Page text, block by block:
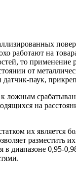
работают на
то
от
паук,
ложным
на
их является
разместить
диапазоне 0,95-